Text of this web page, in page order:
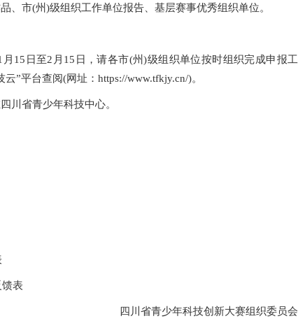
、市(州)级组织工作单位报告、基层赛事优秀组织单位。
15日至2月15日，请各市(州)级组织单位按时组织完成申报工
”平台查阅(网址：https://www.tfkjy.cn/)。
川省青少年科技中心。
馈表
四川省青少年科技创新大赛组织委员会